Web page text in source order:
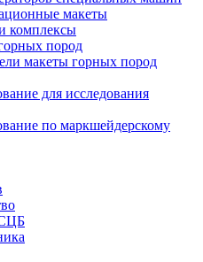
макеты
комплексы
пород
макеты горных пород
для исследования
по маркшейдерскому